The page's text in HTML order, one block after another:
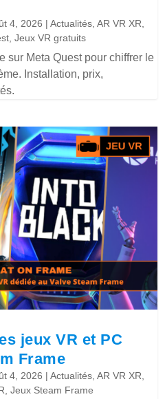
4, 2026 |Actualités,AR VR XR,
,Jeux VR gratuits
sur Meta Quest pour chiffrer le
Installation, prix,
jeux VR et PC
Frame
4, 2026 |Actualités,AR VR XR,
,Jeux Steam Frame